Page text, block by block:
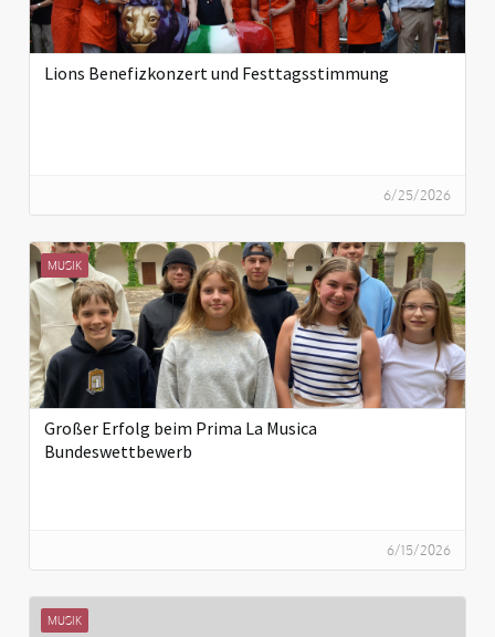
Lions Benefizkonzert und Festtagsstimmung
6/25/2026
MUSIK
Großer Erfolg beim Prima La Musica
Bundeswettbewerb
6/15/2026
MUSIK